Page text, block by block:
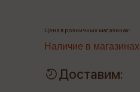
Цена в розничных магазинах:
Наличие в магазинах
Доставим: